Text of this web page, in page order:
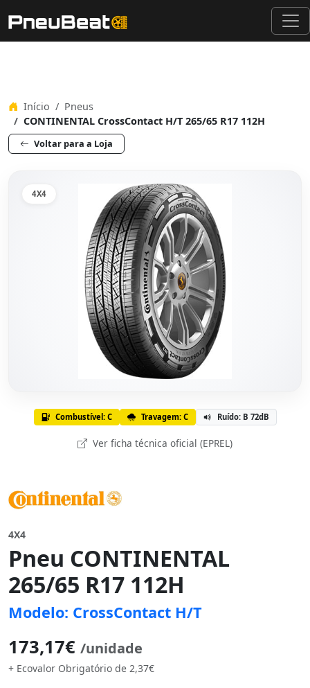
Início
Pneus
CONTINENTAL CrossContact H/T 265/65 R17 112H
Voltar para a Loja
4X4
Combustível: C Travagem: C Ruído: B 72dB
Ver ficha técnica oficial (EPREL)
4X4
Pneu CONTINENTAL
265/65 R17 112H
Modelo: CrossContact H/T
173,17€ /unidade
+ Ecovalor Obrigatório de 2,37€